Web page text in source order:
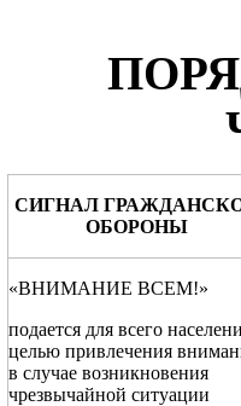
СИГНАЛ
ОБОРОНЫ
«ВНИМАНИЕ ВСЕМ!»
подается для всего
целью привлечения
в случае возникновения
чрезвычайной ситуации